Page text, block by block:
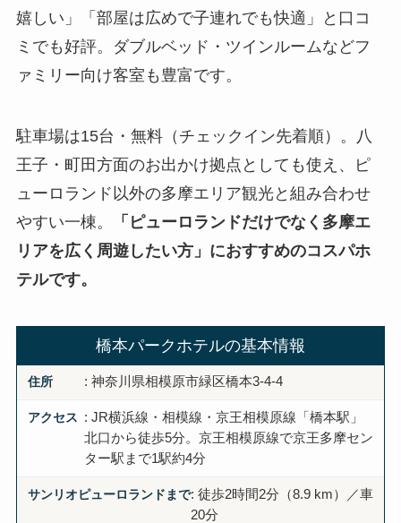
嬉しい」「部屋は広めで子連れでも快適」と口コ
ミでも好評。ダブルベッド・ツインルームなどフ
ァミリー向け客室も豊富です。
駐車場は15台・無料（チェックイン先着順）。八
王子・町田方面のお出かけ拠点としても使え、ピ
ューロランド以外の多摩エリア観光と組み合わせ
やすい一棟。
「ピューロランドだけでなく多摩エ
リアを広く周遊したい方」におすすめのコスパホ
テルです。
橋本パークホテルの基本情報
住所 : 神奈川県相模原市緑区橋本3-4-4
アクセス : JR横浜線・相模線・京王相模原線「橋本駅」
北口から徒歩5分。京王相模原線で京王多摩セン
ター駅まで1駅約4分
サンリオピューロランドまで: 徒歩2時間2分（8.9 km）／車
20分